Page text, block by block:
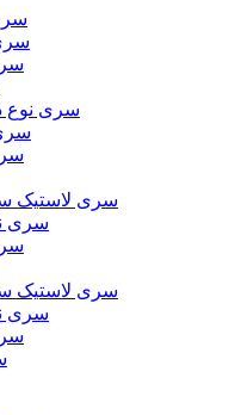
سری نوع
سری لاستیک
سری
سری لاستیک
سری